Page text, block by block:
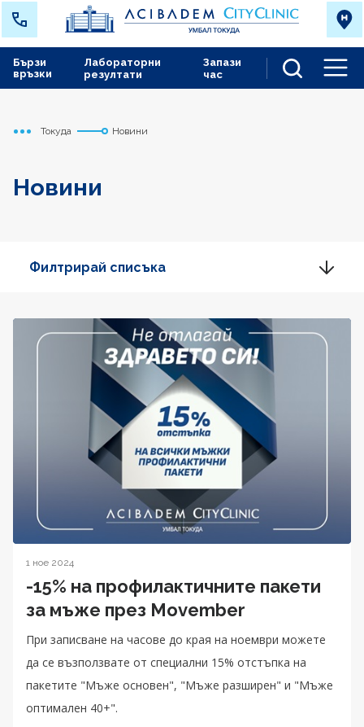
Лабораторни
резултати
Запази
час
Бързи
връзки
Начало
Токуда Новини
Новини
Филтрирай списъка
1 ное 2024
-15% на профилактичните пакети
за мъже през Movember
При записване на часове до края на ноември можете
да се възползвате от специални 15% отстъпка на
пакетите "Мъже основен", "Мъже разширен" и "Мъже
оптимален 40+".